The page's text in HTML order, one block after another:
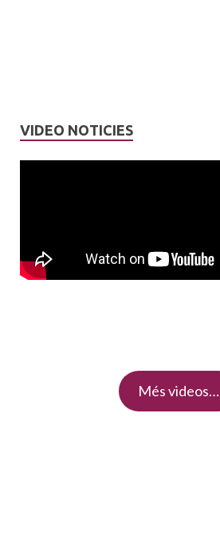
VIDEO NOTICIES
Més videos…